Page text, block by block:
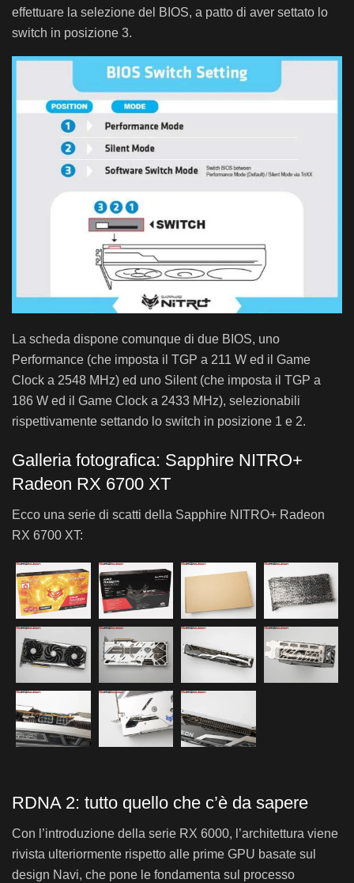
effettuare la selezione del BIOS, a patto di aver settato lo
switch in posizione 3.
La scheda dispone comunque di due BIOS, uno
Performance (che imposta il TGP a 211 W ed il Game
Clock a 2548 MHz) ed uno Silent (che imposta il TGP a
186 W ed il Game Clock a 2433 MHz), selezionabili
rispettivamente settando lo switch in posizione 1 e 2.
Galleria fotografica: Sapphire NITRO+
Radeon RX 6700 XT
Ecco una serie di scatti della Sapphire NITRO+ Radeon
RX 6700 XT:
RDNA 2: tutto quello che c’è da sapere
Con l’introduzione della serie RX 6000, l’architettura viene
rivista ulteriormente rispetto alle prime GPU basate sul
design Navi, che pone le fondamenta sul processo